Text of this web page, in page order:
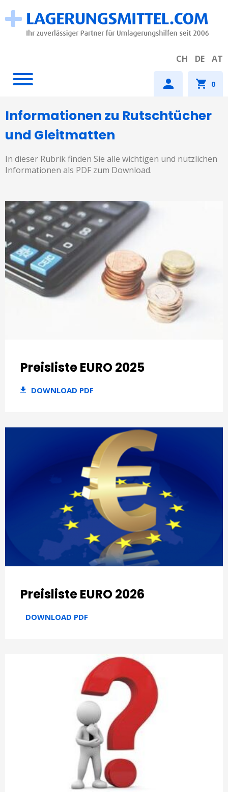
CH DE AT
0
Informationen zu Rutschtücher
und Gleitmatten
In dieser Rubrik finden Sie alle wichtigen und nützlichen
Informationen als PDF zum Download.
Preisliste EURO 2025
DOWNLOAD PDF
Preisliste EURO 2026
DOWNLOAD PDF